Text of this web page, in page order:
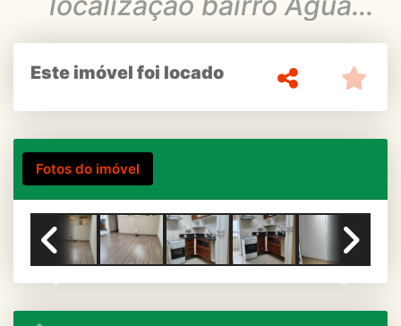
Verde
Este imóvel foi locado
Fotos do imóvel
Previous Next